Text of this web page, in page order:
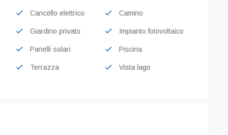
Cancello elettrico Camino
Giardino privato Impianto fotovoltaico
Panelli solari Piscina
Terrazza Vista lago